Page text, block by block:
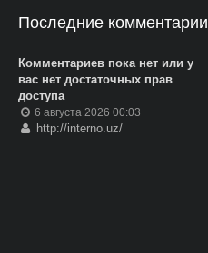
Последние комментарии
Комментариев пока нет или у
вас нет достаточных прав
доступа
6 августа 2026 00:03
http://interno.uz/